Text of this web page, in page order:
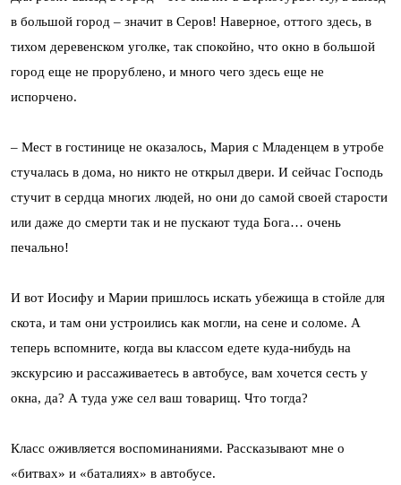
в большой город – значит в Серов! Наверное, оттого здесь, в
тихом деревенском уголке, так спокойно, что окно в большой
город еще не прорублено, и много чего здесь еще не
испорчено.
– Мест в гостинице не оказалось, Мария с Младенцем в утробе
стучалась в дома, но никто не открыл двери. И сейчас Господь
стучит в сердца многих людей, но они до самой своей старости
или даже до смерти так и не пускают туда Бога… очень
печально!
И вот Иосифу и Марии пришлось искать убежища в стойле для
скота, и там они устроились как могли, на сене и соломе. А
теперь вспомните, когда вы классом едете куда-нибудь на
экскурсию и рассаживаетесь в автобусе, вам хочется сесть у
окна, да? А туда уже сел ваш товарищ. Что тогда?
Класс оживляется воспоминаниями. Рассказывают мне о
«битвах» и «баталиях» в автобусе.